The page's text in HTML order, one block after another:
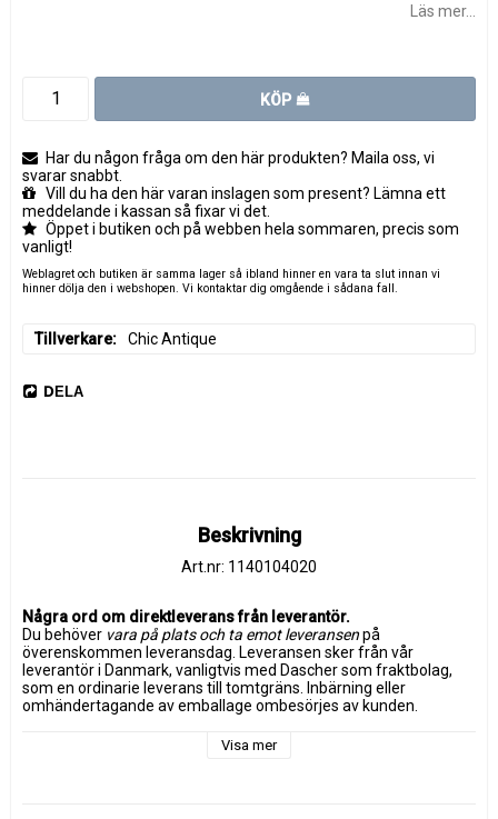
Läs mer...
KÖP
Har du någon fråga om den här produkten? Maila oss, vi
svarar snabbt.
Vill du ha den här varan inslagen som present? Lämna ett
meddelande i kassan så fixar vi det.
Öppet i butiken och på webben hela sommaren, precis som
vanligt!
Weblagret och butiken är samma lager så ibland hinner en vara ta slut innan vi
hinner dölja den i webshopen. Vi kontaktar dig omgående i sådana fall.
Tillverkare Chic Antique
DELA
Beskrivning
Art.nr: 1140104020
Några ord om direktleverans från leverantör.
Du behöver vara på plats och ta emot leveransen på
överenskommen leveransdag. Leveransen sker från vår
leverantör i Danmark, vanligtvis med Dascher som fraktbolag,
som en ordinarie leverans till tomtgräns. Inbärning eller
omhändertagande av emballage ombesörjes av kunden.
Visa mer